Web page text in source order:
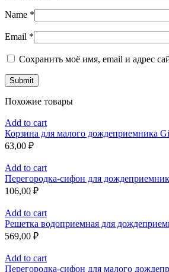
Name *
Email *
Сохранить моё имя, email и адрес
Похожие товары
Add to cart
Корзина для малого дождеприемника
63,00 ₽
Add to cart
Перегородка-сифон для
106,00 ₽
Add to cart
Решетка водоприемная для
569,00 ₽
Add to cart
Перегородка-сифон для малого